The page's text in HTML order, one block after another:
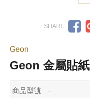
Geon
Geon 金屬貼紙
商品型號 -